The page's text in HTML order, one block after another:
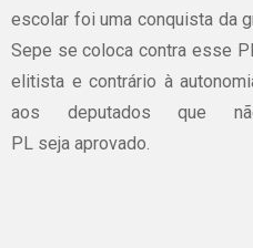
escolar foi uma conquista da
Sepe se coloca contra esse
elitista e contrário à
aos deputados que
PL seja aprovado.